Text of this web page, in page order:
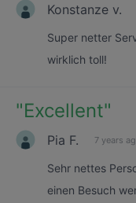
Konstanze v.
Super netter
wirklich toll!
"Excellent"
Pia F. 7 years
Sehr nettes
einen Besuch